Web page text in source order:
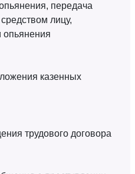
передача
лицу,
опьянения
казенных
трудового договора